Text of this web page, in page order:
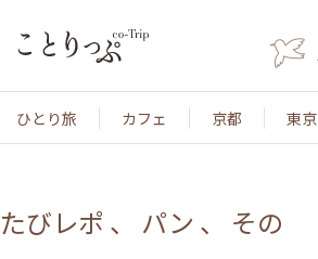
ひとり旅 カフェ 京都 東京
たびレポ 、 パン 、 その